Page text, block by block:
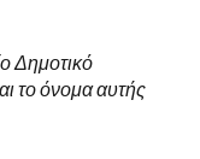
Δημοτικό
το όνομα αυτής